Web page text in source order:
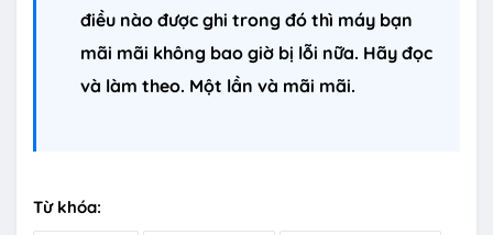
điều nào được ghi trong đó thì máy bạn
mãi mãi không bao giờ bị lỗi nữa. Hãy đọc
và làm theo. Một lần và mãi mãi.
Từ khóa: